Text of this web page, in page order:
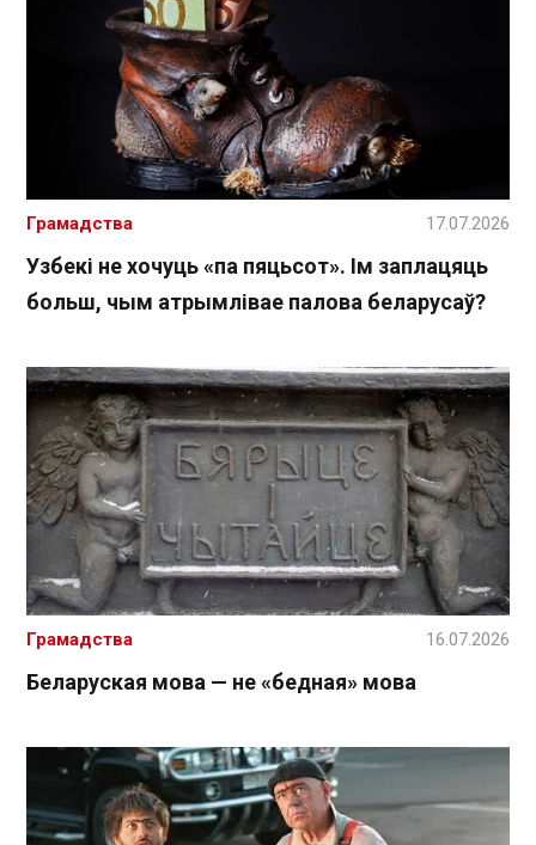
Узбекі не хочуць «па пяцьсот». Ім заплацяць
больш, чым атрымлівае палова беларусаў?
Грамадства 17.07.2026
Беларуская мова — не «бедная» мова
Грамадства 16.07.2026